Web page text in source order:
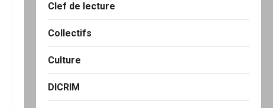
Clef de lecture
Collectifs
Culture
DICRIM